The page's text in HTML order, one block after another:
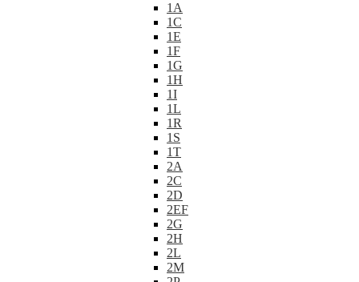
1A
1C
1E
1F
1G
1H
1I
1L
1R
1S
1T
2A
2C
2D
2EF
2G
2H
2L
2M